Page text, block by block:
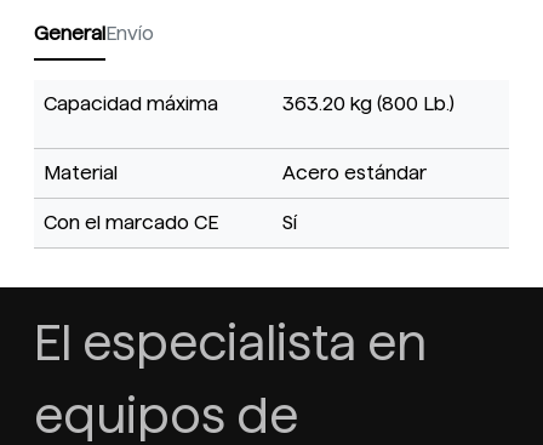
GeneralEnvío
Capacidad máxima 363.20 kg (800 Lb.)
Material Acero estándar
Con el marcado CE Sí
El especialista en
equipos de